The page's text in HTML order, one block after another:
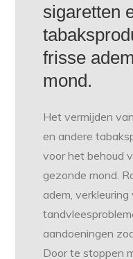
sigaretten
frisse
mond.
Het vermijden
en andere
voor het behoud
gezonde mond.
adem, verkleuring
aandoeningen
Door te stoppen